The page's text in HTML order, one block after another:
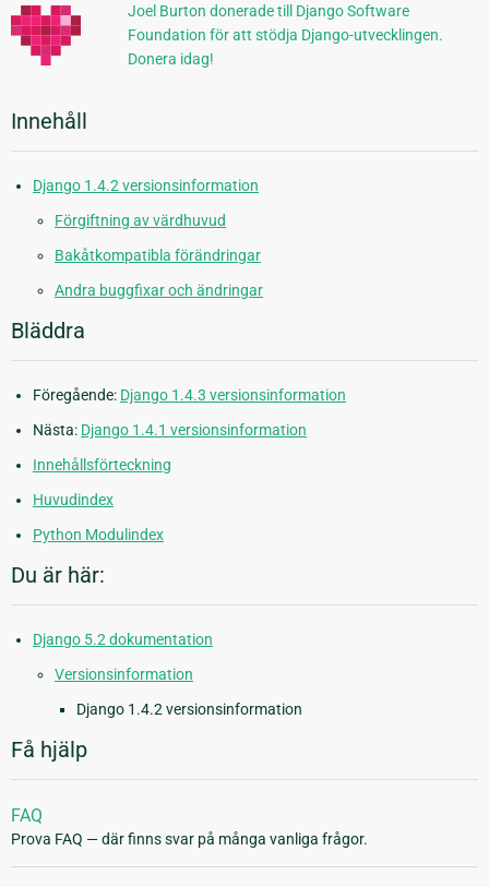
Joel Burton donerade till Django Software
Foundation för att stödja Django-utvecklingen.
Donera idag!
Innehåll
Django 1.4.2 versionsinformation
Förgiftning av värdhuvud
Bakåtkompatibla förändringar
Andra buggfixar och ändringar
Bläddra
Föregående: Django 1.4.3 versionsinformation
Nästa: Django 1.4.1 versionsinformation
Innehållsförteckning
Huvudindex
Python Modulindex
Du är här:
Django 5.2 dokumentation
Versionsinformation
Django 1.4.2 versionsinformation
Få hjälp
FAQ
Prova FAQ — där finns svar på många vanliga frågor.